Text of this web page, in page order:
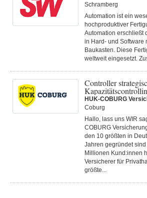
Schramberg
Automation ist ein
hochproduktiver
Automation erschließt
in Hard- und Software
Baukasten. Diese
weltweit eingesetzt.
Controller
HUK-COBURG
Coburg
Hallo, lass uns WIR
COBURG
den 10 größten in
Jahren gegründet
Millionen Kund:innen
Versicherer für
größte...